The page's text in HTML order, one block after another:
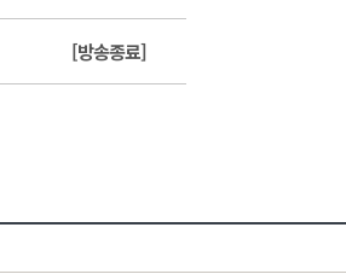
[방송종료]